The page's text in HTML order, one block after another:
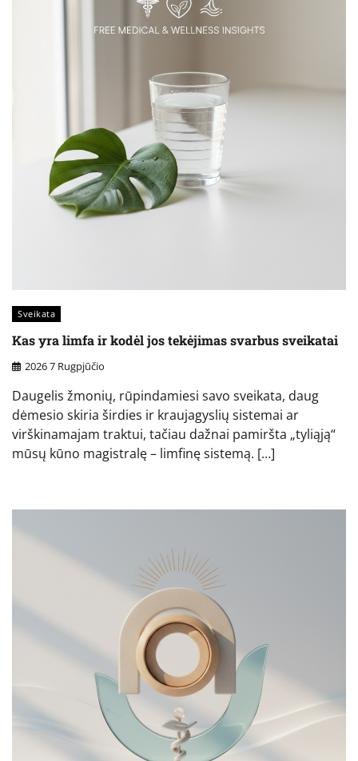
Sveikata
Kas yra limfa ir kodėl jos tekėjimas svarbus sveikatai
2026 7 Rugpjūčio
Daugelis žmonių, rūpindamiesi savo sveikata, daug
dėmesio skiria širdies ir kraujagyslių sistemai ar
virškinamajam traktui, tačiau dažnai pamiršta „tyliąją“
mūsų kūno magistralę – limfinę sistemą. […]